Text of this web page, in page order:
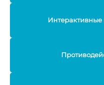
Интерактивные